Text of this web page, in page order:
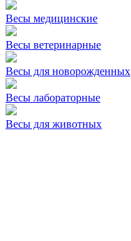
Весы медицинские
Весы ветеринарные
Весы для новорожденных
Весы лабораторные
Весы для животных